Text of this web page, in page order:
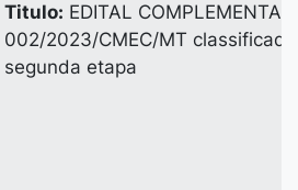
Titulo: EDITAL COMPLEMENTAR
002/2023/CMEC/MT
segunda etapa